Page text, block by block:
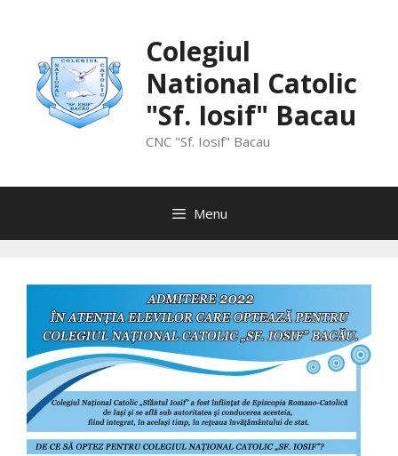
content
Colegiul
National Catolic
"Sf. Iosif" Bacau
CNC "Sf. Iosif" Bacau
Menu